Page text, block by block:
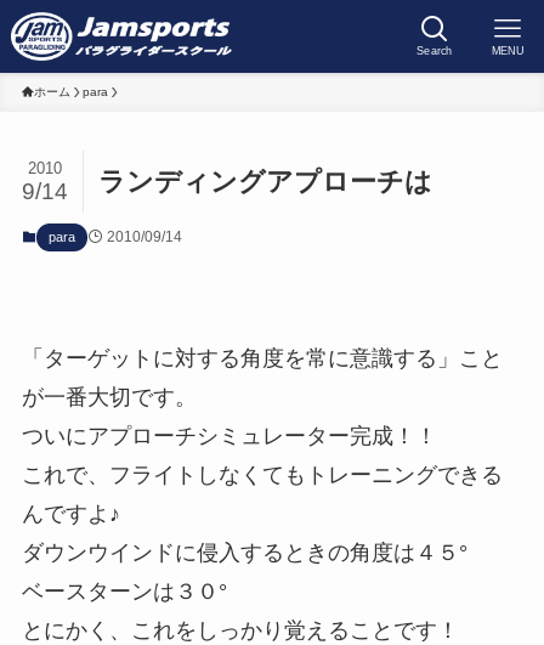
Search MENU
ホーム para
ランディングアプローチは
2010
9/14
para 2010/09/14
「ターゲットに対する角度を常に意識する」こと
が一番大切です。
ついにアプローチシミュレーター完成！！
これで、フライトしなくてもトレーニングできる
んですよ♪
ダウンウインドに侵入するときの角度は４５°
ベースターンは３０°
とにかく、これをしっかり覚えることです！